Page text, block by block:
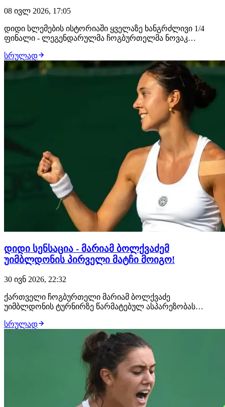
08 ივლ 2026, 17:05
დიდი სლემების ისტორიაში ყველაზე ხანგრძლივი 1/4
ფინალი - ლეგენდარულმა ჩოგბურთელმა ნოვაკ
ტურნირზე ხუტ სეტში დაამარცხა და ნახევარფინალის
საგზური მოიპოვა, სადაც იანიკ სინერს
დაუპირისპირდება. მეორდება წლევანდელი
ავსტრალიის ღია პირველობის სცენ…
სრულად
დიდი სენსაცია - მარიამ ბოლქვაძემ
უიმბლდონის პირველი მატჩი მოიგო!
30 ივნ 2026, 22:32
ქართველი ჩოგბურთელი მარიამ ბოლქვაძე
უიმბლდონის ტურნირზე წარმატებულ ასპარეზობას
დაძლევის შემდეგ, ბოლქვაძემ ძირითად ბადეში დიდი
სენსაცია დააფიქსირა და ავსტრალიელი ტომლიანოვიჩი
დაამარცხა. პირველი სეტი ბოლქვაძემ 6:2 მოიგო, მეორე
სრულად